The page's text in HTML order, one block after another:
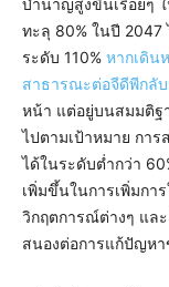
ทะลุ 80% ในปี
ระดับ 110% หากเดิน
สาธารณะต่อจีดีพีกลั
หน้า แต่อยู่บนสมมติฐ
ไปตามเป้าหมาย กา
ได้ในระดับต่ำกว่า
เพิ่มขึ้นในการเพิ่มกา
วิกฤตการณ์ต่างๆ แล
สนองต่อการแก้ปัญห